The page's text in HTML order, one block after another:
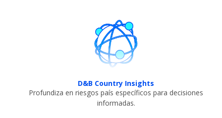
D&B Country Insights​
Profundiza en riesgos país específicos para decisiones
informadas.​